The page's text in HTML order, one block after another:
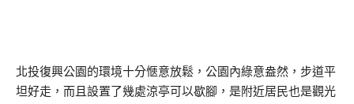
北投復興公園的環境十分愜意放鬆，公園內綠意盎然，步道平
坦好走，而且設置了幾處涼亭可以歇腳，是附近居民也是觀光